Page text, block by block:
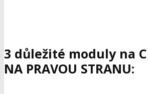
3 důležité moduly na
NA PRAVOU STRANU: